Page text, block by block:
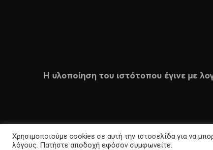
Η υλοποίηση του ιστότοπου έγινε με
Χρησιμοποιούμε cookies σε αυτή την ιστοσελίδα για να
λόγους. Πατήστε αποδοχή εφόσον συμφωνείτε.